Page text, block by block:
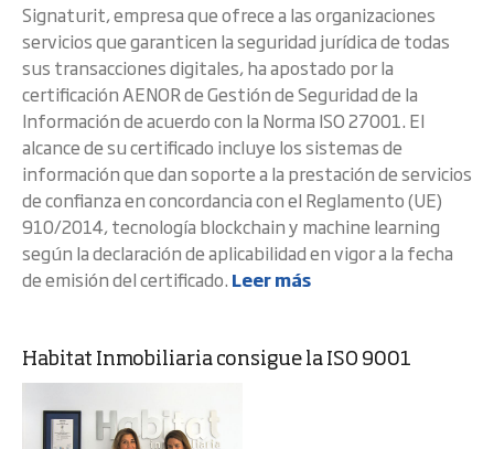
Signaturit, empresa que ofrece a las organizaciones
servicios que garanticen la seguridad jurídica de todas
sus transacciones digitales, ha apostado por la
certificación AENOR de Gestión de Seguridad de la
Información de acuerdo con la Norma ISO 27001. El
alcance de su certificado incluye los sistemas de
información que dan soporte a la prestación de servicios
de confianza en concordancia con el Reglamento (UE)
910/2014, tecnología blockchain y machine learning
según la declaración de aplicabilidad en vigor a la fecha
de emisión del certificado. Leer más
Habitat Inmobiliaria consigue la ISO 9001